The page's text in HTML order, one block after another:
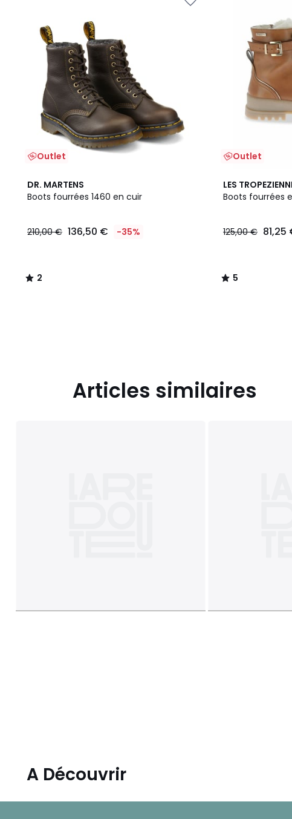
Outlet
DR. MARTENS
Boots fourrées 1460 en cuir
210,00 € 136,50 € -35%
2
/
2
/
Outlet
LES
Boots fourrées
125,00 € 81,25
5
/
5
/
Articles similaires
A Découvrir